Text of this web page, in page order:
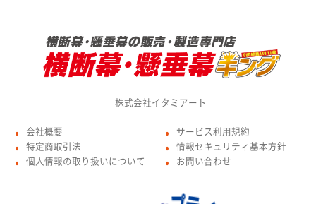
株式会社イタミアート
● 会社概要
● 特定商取引法
● 個人情報の取り扱いについて
● サービス利用規約
● 情報セキュリティ基本方針
● お問い合わせ